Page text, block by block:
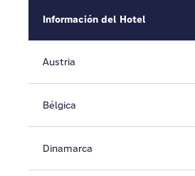
Información del Hotel
Austria
Bélgica
Dinamarca